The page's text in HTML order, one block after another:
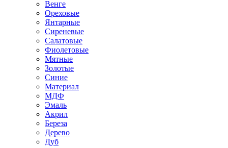
Венге
Ореховые
Янтарные
Сиреневые
Салатовые
Фиолетовые
Мятные
Золотые
Синие
Материал
МДФ
Эмаль
Акрил
Береза
Дерево
Дуб